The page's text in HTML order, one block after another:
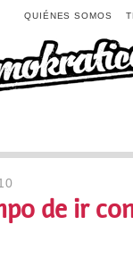
QUIÉNES SOMOS
de ir